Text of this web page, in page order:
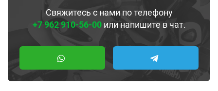
Свяжитесь с нами по телефону
+7 962 910-56-00или напишите в чат.